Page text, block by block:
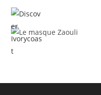
Skip
content